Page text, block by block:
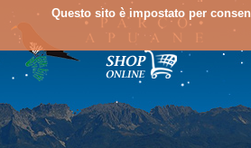
Questo sito è impostato per